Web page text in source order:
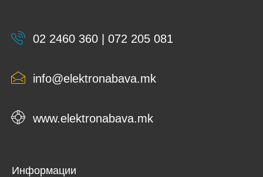
02 2460 360 | 072 205 081
info@elektronabava.mk
www.elektronabava.mk
Информации